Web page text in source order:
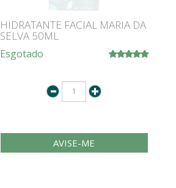
HIDRATANTE FACIAL MARIA DA
SELVA 50ML
Esgotado
AVISE-ME